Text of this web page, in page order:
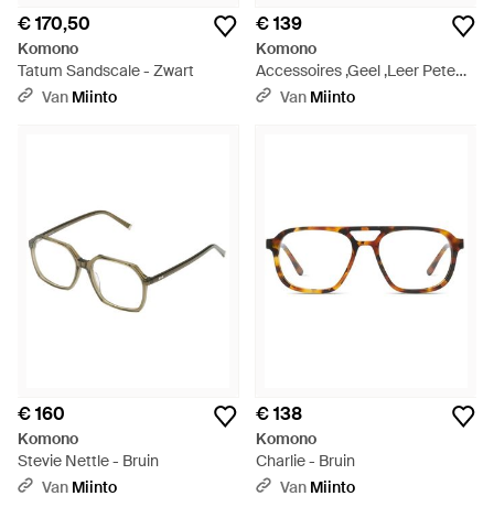
€ 170,50
Komono
Tatum Sandscale - Zwart
Van Miinto
€ 139
Komono
Accessoires ,Geel ,Leer Pete
Zonnebrillen - Groen
Van Miinto
€ 160
Komono
Stevie Nettle - Bruin
Van Miinto
€ 138
Komono
Charlie - Bruin
Van Miinto